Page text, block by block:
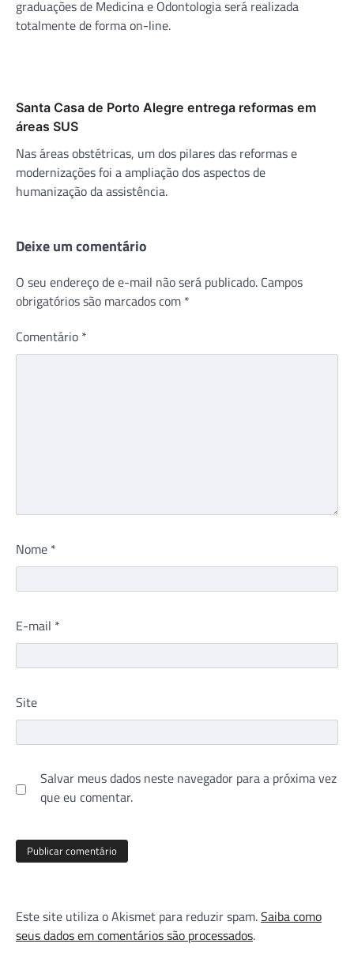
graduações de Medicina e Odontologia será realizada
totalmente de forma on-line.
Santa Casa de Porto Alegre entrega reformas em
áreas SUS
Nas áreas obstétricas, um dos pilares das reformas e
modernizações foi a ampliação dos aspectos de
humanização da assistência.
Deixe um comentário
O seu endereço de e-mail não será publicado. Campos
obrigatórios são marcados com *
Comentário *
Nome *
E-mail *
Site
Salvar meus dados neste navegador para a próxima vez
que eu comentar.
Este site utiliza o Akismet para reduzir spam.Saiba como
seus dados em comentários são processados.